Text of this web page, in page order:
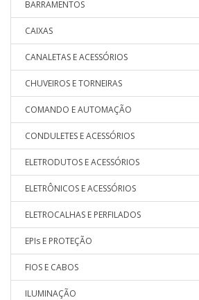
BARRAMENTOS
CAIXAS
CANALETAS E ACESSÓRIOS
CHUVEIROS E TORNEIRAS
COMANDO E AUTOMAÇÃO
CONDULETES E ACESSÓRIOS
ELETRODUTOS E ACESSÓRIOS
ELETRÔNICOS E ACESSÓRIOS
ELETROCALHAS E PERFILADOS
EPIs E PROTEÇÃO
FIOS E CABOS
ILUMINAÇÃO